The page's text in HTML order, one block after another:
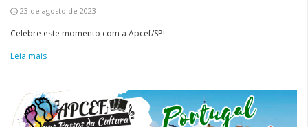
23 de agosto de 2023
Celebre este momento com a Apcef/SP!
Leia mais